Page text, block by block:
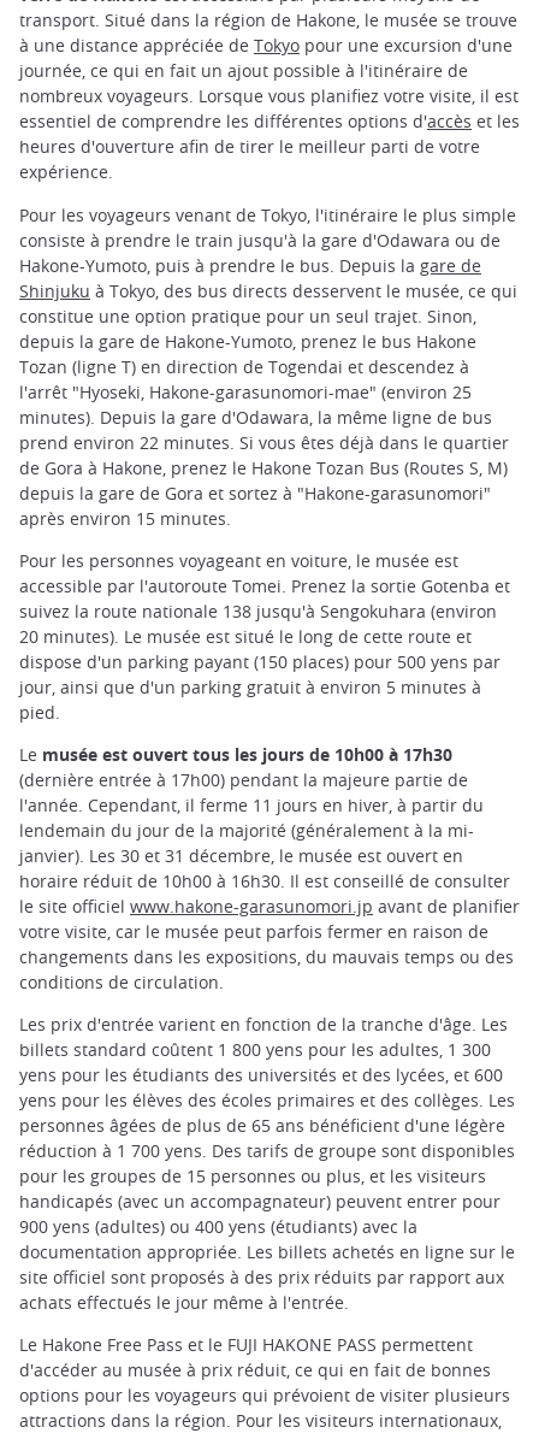
transport. Situé dans la région de Hakone, le musée se trouve
à une distance appréciée de Tokyo pour une excursion d'une
journée, ce qui en fait un ajout possible à l'itinéraire de
nombreux voyageurs. Lorsque vous planifiez votre visite, il est
essentiel de comprendre les différentes options d'accès et les
heures d'ouverture afin de tirer le meilleur parti de votre
expérience.
Pour les voyageurs venant de Tokyo, l'itinéraire le plus simple
consiste à prendre le train jusqu'à la gare d'Odawara ou de
Hakone-Yumoto, puis à prendre le bus. Depuis la gare de
Shinjuku à Tokyo, des bus directs desservent le musée, ce qui
constitue une option pratique pour un seul trajet. Sinon,
depuis la gare de Hakone-Yumoto, prenez le bus Hakone
Tozan (ligne T) en direction de Togendai et descendez à
l'arrêt "Hyoseki, Hakone-garasunomori-mae" (environ 25
minutes). Depuis la gare d'Odawara, la même ligne de bus
prend environ 22 minutes. Si vous êtes déjà dans le quartier
de Gora à Hakone, prenez le Hakone Tozan Bus (Routes S, M)
depuis la gare de Gora et sortez à "Hakone-garasunomori"
après environ 15 minutes.
Pour les personnes voyageant en voiture, le musée est
accessible par l'autoroute Tomei. Prenez la sortie Gotenba et
suivez la route nationale 138 jusqu'à Sengokuhara (environ
20 minutes). Le musée est situé le long de cette route et
dispose d'un parking payant (150 places) pour 500 yens par
jour, ainsi que d'un parking gratuit à environ 5 minutes à
pied.
Le musée est ouvert tous les jours de 10h00 à 17h30
(dernière entrée à 17h00) pendant la majeure partie de
l'année. Cependant, il ferme 11 jours en hiver, à partir du
lendemain du jour de la majorité (généralement à la mi-
janvier). Les 30 et 31 décembre, le musée est ouvert en
horaire réduit de 10h00 à 16h30. Il est conseillé de consulter
le site officiel www.hakone-garasunomori.jp avant de planifier
votre visite, car le musée peut parfois fermer en raison de
changements dans les expositions, du mauvais temps ou des
conditions de circulation.
Les prix d'entrée varient en fonction de la tranche d'âge. Les
billets standard coûtent 1 800 yens pour les adultes, 1 300
yens pour les étudiants des universités et des lycées, et 600
yens pour les élèves des écoles primaires et des collèges. Les
personnes âgées de plus de 65 ans bénéficient d'une légère
réduction à 1 700 yens. Des tarifs de groupe sont disponibles
pour les groupes de 15 personnes ou plus, et les visiteurs
handicapés (avec un accompagnateur) peuvent entrer pour
900 yens (adultes) ou 400 yens (étudiants) avec la
documentation appropriée. Les billets achetés en ligne sur le
site officiel sont proposés à des prix réduits par rapport aux
achats effectués le jour même à l'entrée.
Le Hakone Free Pass et le FUJI HAKONE PASS permettent
d'accéder au musée à prix réduit, ce qui en fait de bonnes
options pour les voyageurs qui prévoient de visiter plusieurs
attractions dans la région. Pour les visiteurs internationaux,